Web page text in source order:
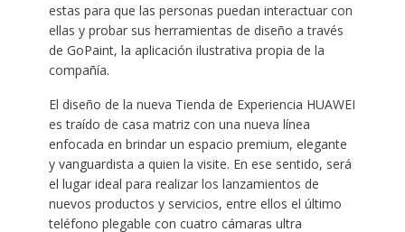
estas para que las personas puedan interactuar con
ellas y probar sus herramientas de diseño a través
de GoPaint, la aplicación ilustrativa propia de la
compañía.
El diseño de la nueva Tienda de Experiencia HUAWEI
es traído de casa matriz con una nueva línea
enfocada en brindar un espacio premium, elegante
y vanguardista a quien la visite. En ese sentido, será
el lugar ideal para realizar los lanzamientos de
nuevos productos y servicios, entre ellos el último
teléfono plegable con cuatro cámaras ultra